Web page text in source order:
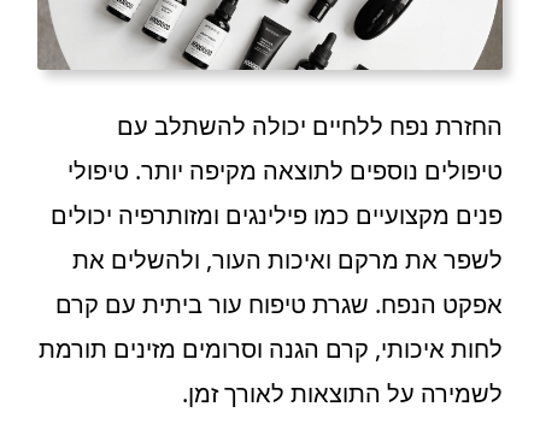
החזרת נפח ללחיים יכולה להשתלב עם
טיפולים נוספים לתוצאה מקיפה יותר. טיפולי
פנים מקצועיים כמו פילינגים ומזותרפיה יכולים
לשפר את מרקם ואיכות העור, ולהשלים את
אפקט הנפח. שגרת טיפוח עור ביתית עם קרם
לחות איכותי, קרם הגנה וסרומים מזינים תורמת
לשמירה על התוצאות לאורך זמן.